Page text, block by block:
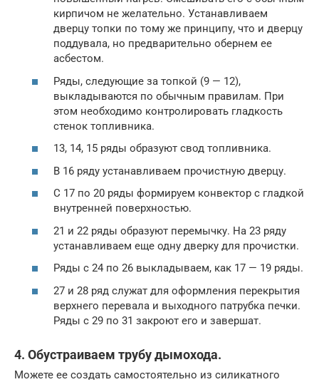
кирпичом не желательно. Устанавливаем
дверцу топки по тому же принципу, что и дверцу
поддувала, но предварительно обернем ее
асбестом.
Ряды, следующие за топкой (9 — 12),
выкладываются по обычным правилам. При
этом необходимо контролировать гладкость
стенок топливника.
13, 14, 15 ряды образуют свод топливника.
В 16 ряду устанавливаем прочистную дверцу.
С 17 по 20 ряды формируем конвектор с гладкой
внутренней поверхностью.
21 и 22 ряды образуют перемычку. На 23 ряду
устанавливаем еще одну дверку для прочистки.
Ряды с 24 по 26 выкладываем, как 17 — 19 ряды.
27 и 28 ряд служат для оформления перекрытия
верхнего перевала и выходного патрубка печки.
Ряды с 29 по 31 закроют его и завершат.
4. Обустраиваем трубу дымохода.
Можете ее создать самостоятельно из силикатного